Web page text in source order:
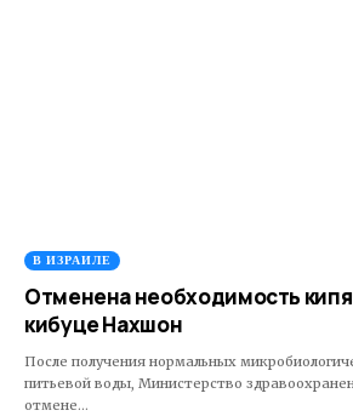
В ИЗРАИЛЕ
Отменена необходимость
кибуце Нахшон
После получения нормальных
питьевой воды, Министерство
отмене…